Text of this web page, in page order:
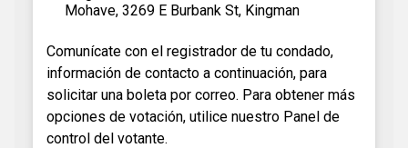
Mohave, 3269 E Burbank St, Kingman
Comunícate con el registrador de tu condado,
información de contacto a continuación, para
solicitar una boleta por correo. Para obtener más
opciones de votación, utilice nuestro Panel de
control del votante.